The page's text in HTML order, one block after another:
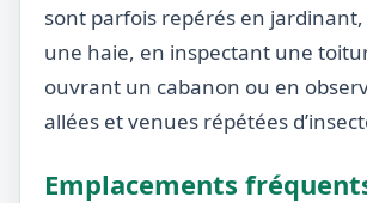
sont parfois repérés en
une haie, en inspectant une
ouvrant un cabanon ou en
allées et venues répétées
Emplacements